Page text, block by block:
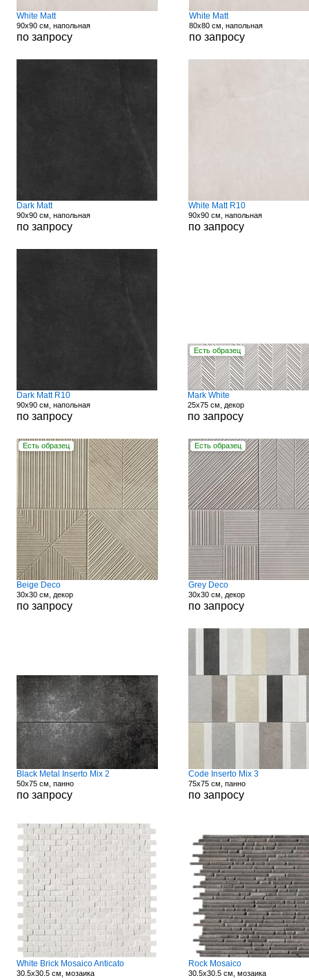
White Matt
90x90 см, напольная
по запросу
White Matt
80x80 см, напольная
по запросу
Dark Matt
90x90 см, напольная
по запросу
White Matt R10
90x90 см, напольная
по запросу
Dark Matt R10
90x90 см, напольная
по запросу
Есть образец
Mark White
25x75 см, декор
по запросу
Есть образец
Beige Deco
30x30 см, декор
по запросу
Есть образец
Grey Deco
30x30 см, декор
по запросу
Black Metal Inserto Mix 2
50x75 см, панно
по запросу
Code Inserto Mix 3
75x75 см, панно
по запросу
White Brick Mosaico Anticato
30.5x30.5 см, мозаика
Rock Mosaico
30.5x30.5 см, мозаика